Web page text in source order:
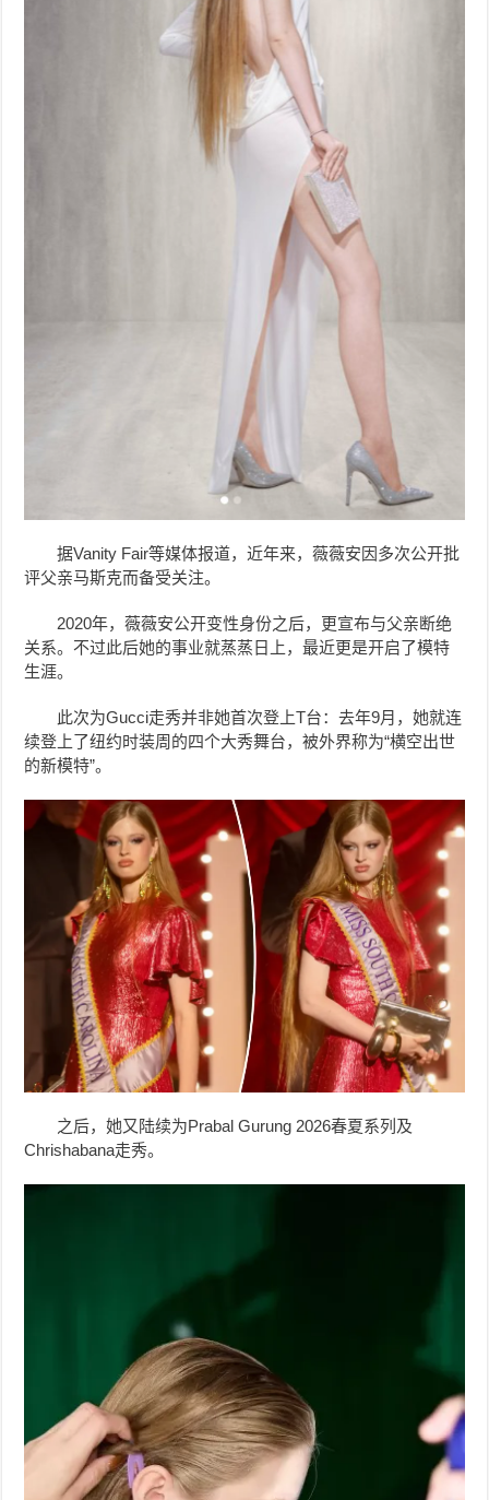
据Vanity Fair等媒体报道，近年来，薇薇安因多次公开批
评父亲马斯克而备受关注。
2020年，薇薇安公开变性身份之后，更宣布与父亲断绝
关系。不过此后她的事业就蒸蒸日上，最近更是开启了模特
生涯。
此次为Gucci走秀并非她首次登上T台：去年9月，她就连
续登上了纽约时装周的四个大秀舞台，被外界称为“横空出世
的新模特”。
之后，她又陆续为Prabal Gurung 2026春夏系列及
Chrishabana走秀。